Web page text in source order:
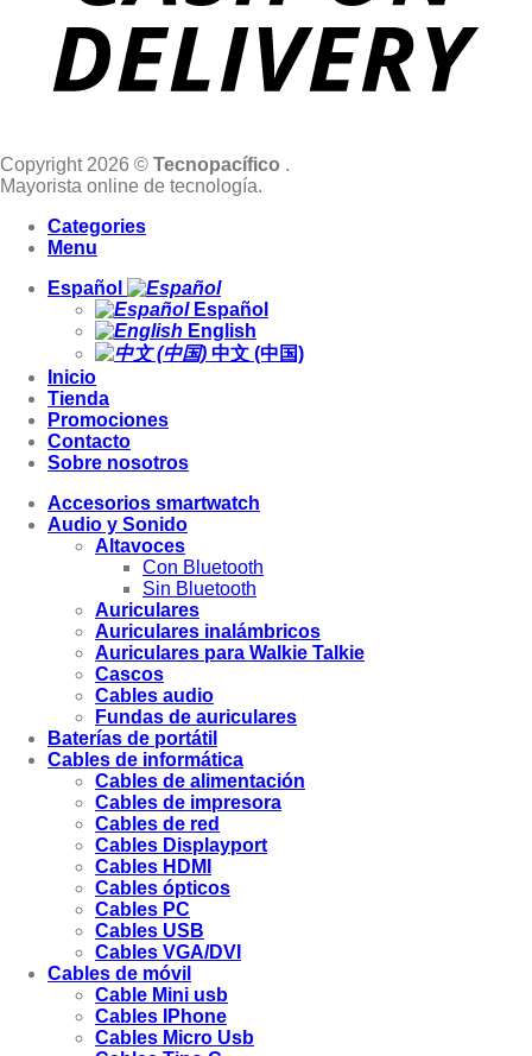
Copyright 2026 © Tecnopacífico .
Mayorista online de tecnología.
Categories
Menu
Español
Español
English
中文 (中国)
Inicio
Tienda
Promociones
Contacto
Sobre nosotros
Accesorios smartwatch
Audio y Sonido
Altavoces
Con Bluetooth
Sin Bluetooth
Auriculares
Auriculares inalámbricos
Auriculares para Walkie Talkie
Cascos
Cables audio
Fundas de auriculares
Baterías de portátil
Cables de informática
Cables de alimentación
Cables de impresora
Cables de red
Cables Displayport
Cables HDMI
Cables ópticos
Cables PC
Cables USB
Cables VGA/DVI
Cables de móvil
Cable Mini usb
Cables IPhone
Cables Micro Usb